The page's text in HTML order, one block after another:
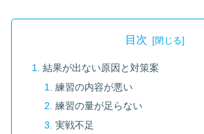
目次
結果が出ない原因と対策案
練習の内容が悪い
練習の量が足らない
実戦不足